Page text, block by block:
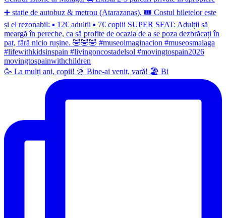
🥳 La mulți ani, copii! 🌞 Bine-ai venit, vară! 🏖 Bi